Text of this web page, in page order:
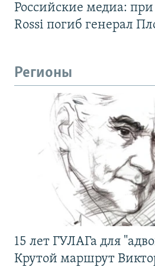
Российские медиа:
Rossi погиб генерал
Регионы
15 лет ГУЛАГа для
Крутой маршрут